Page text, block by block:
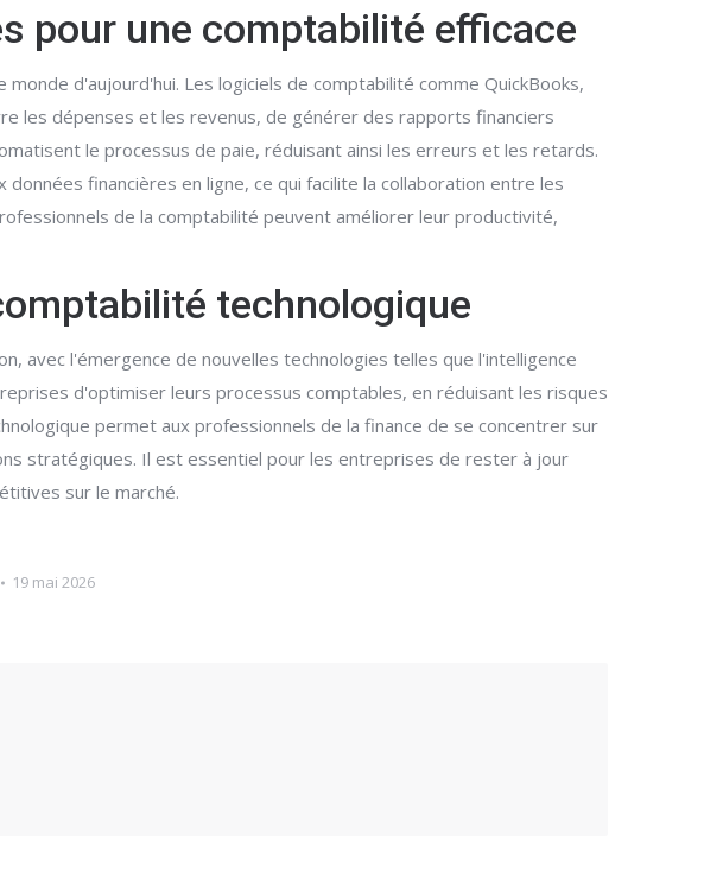
pour une comptabilité efficace
d'aujourd'hui. Les logiciels de comptabilité comme QuickBooks,
les dépenses et les revenus, de générer des rapports financiers
le processus de paie, réduisant ainsi les erreurs et les retards.
financières en ligne, ce qui facilite la collaboration entre les
de la comptabilité peuvent améliorer leur productivité,
technologique
avec l'émergence de nouvelles technologies telles que l'intelligence
d'optimiser leurs processus comptables, en réduisant les risques
permet aux professionnels de la finance de se concentrer sur
stratégiques. Il est essentiel pour les entreprises de rester à jour
sur le marché.
19 mai 2026